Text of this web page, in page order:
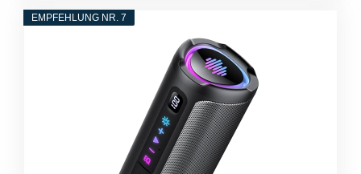
EMPFEHLUNG NR. 7